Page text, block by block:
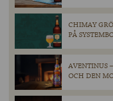
CHIMAY
PÅ
AVENTINUS
OCH DEN